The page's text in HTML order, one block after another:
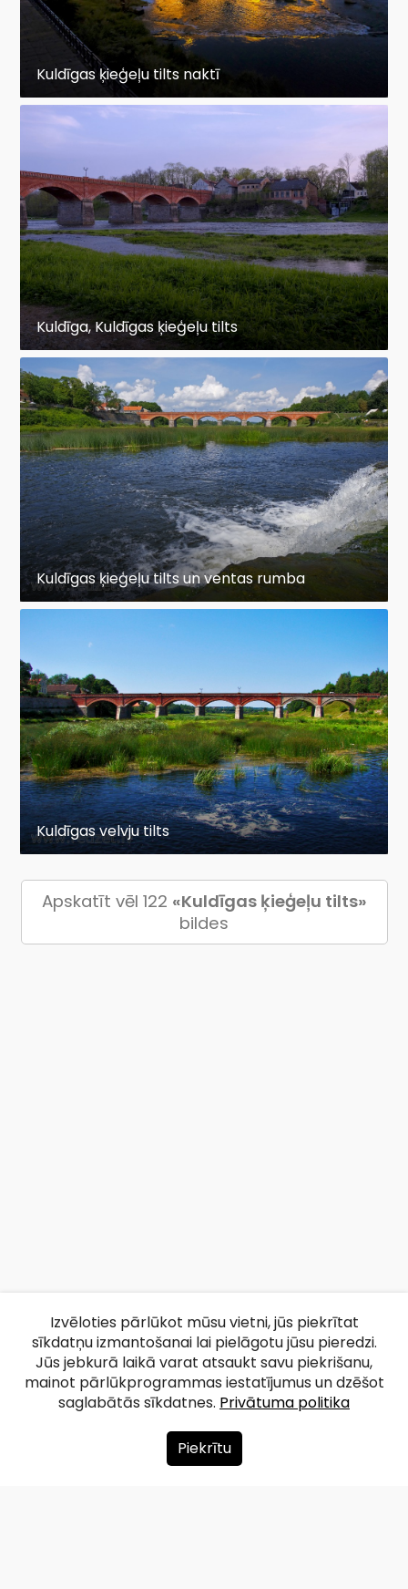
Kuldīgas ķieģeļu tilts naktī
Kuldīga, Kuldīgas ķieģeļu tilts
Kuldīgas ķieģeļu tilts un ventas rumba
Kuldīgas velvju tilts
Apskatīt vēl 122 «Kuldīgas ķieģeļu tilts»
bildes
Par mums
Izvēloties pārlūkot mūsu vietni, jūs piekrītat
sīkdatņu izmantošanai lai pielāgotu jūsu pieredzi.
Jūs jebkurā laikā varat atsaukt savu piekrišanu,
mainot pārlūkprogrammas iestatījumus un dzēšot
saglabātās sīkdatnes. Privātuma politika
Piekrītu